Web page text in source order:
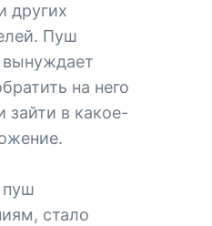
других
Пуш
вынуждает
на него
зайти в какое-
пуш
стало